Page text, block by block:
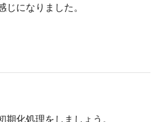
になりました。
化処理をしましょう。